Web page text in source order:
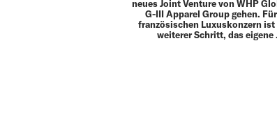
neues Joint Venture von WHP
G-III Apparel Group gehen.
französischen Luxuskonzern ist
weiterer Schritt, das eigene